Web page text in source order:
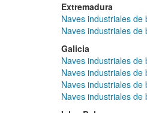
Extremadura
Naves industriales de
Naves industriales de
Galicia
Naves industriales
Naves industriales de
Naves industriales
Naves industriales